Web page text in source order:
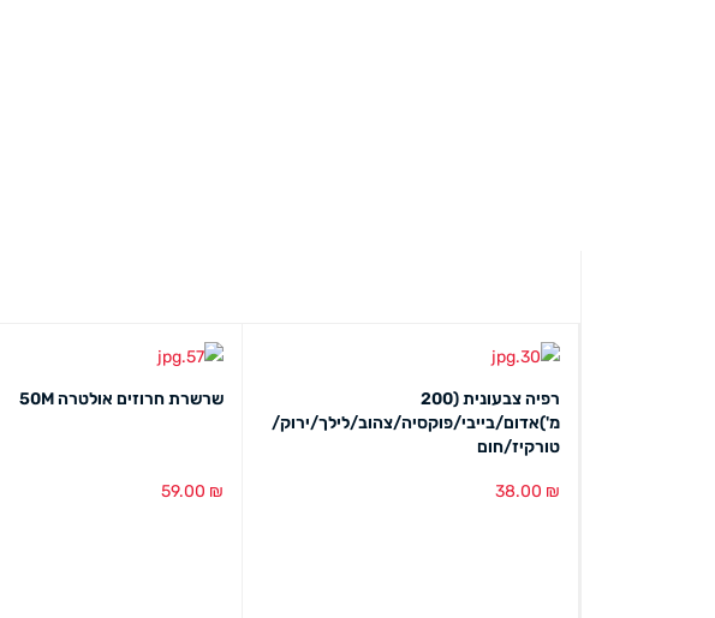
רפיה צבעונית (200
מ')אדום/בייבי/פוקסיה/צהוב/לילך/ירוק/
טורקיז/חום
38.00 ₪
שרשרת חרוזים אולטרה 50M
59.00 ₪